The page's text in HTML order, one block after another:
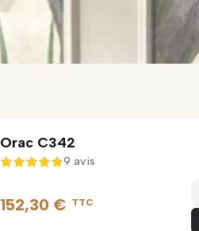
Orac C342
4,8 sur 5
9 avis
152,30 € TTC